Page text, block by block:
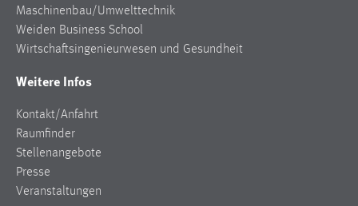
Maschinenbau/Umwelttechnik
Weiden Business School
Wirtschaftsingenieurwesen und Gesundheit
Weitere Infos
Kontakt/Anfahrt
Raumfinder
Stellenangebote
Presse
Veranstaltungen